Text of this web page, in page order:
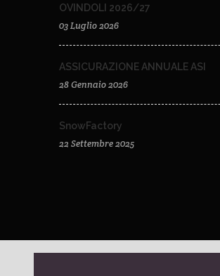
OVINDOLI 2026/27
03 Luglio 2026
ASSICURAZIONE ANNUALE ASI
28 Gennaio 2026
SnowFactory
22 Settembre 2025